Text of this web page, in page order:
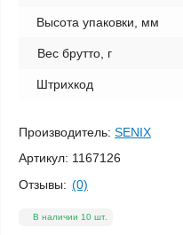
Высота упаковки, мм
Вес брутто, г
Штрихкод
Производитель: SENIX
Артикул: 1167126
Отзывы: (0)
В наличии 10 шт.